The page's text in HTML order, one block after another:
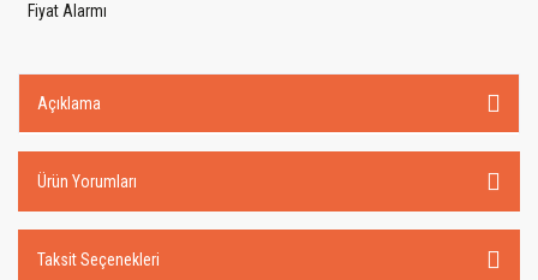
Fiyat Alarmı
Açıklama
Ürün Yorumları
Taksit Seçenekleri